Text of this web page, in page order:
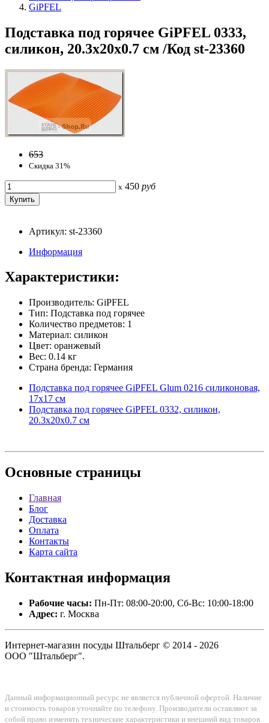
GiPFEL
Подставка под горячее GiPFEL 0333,
силикон, 20.3х20х0.7 см /Код st-23360
653
Скидка 31%
x 450 руб
Артикул: st-23360
Информация
Характеристики:
Производитель: GiPFEL
Тип: Подставка под горячее
Количество предметов: 1
Материал: силикон
Цвет: оранжевый
Вес: 0.14 кг
Страна бренда: Германия
Подставка под горячее GiPFEL Glum 0216 силиконовая,
17х17 см
Подставка под горячее GiPFEL 0332, силикон,
20.3х20х0.7 см
Основные страницы
Главная
Блог
Доставка
Оплата
Контакты
Карта сайта
Контактная информация
Рабочие часы: Пн-Пт: 08:00-20:00, Сб-Вс: 10:00-18:00
Адрес: г. Москва
Интернет-магазин посуды Штальберг © 2014 - 2026
ООО "Штальберг".
Данный информационный ресурс не является публичной офертой. Наличие
и стоимость товаров уточняйте по телефону. Производители оставляют за
собой право изменять технические характеристики и внешний вид товаров